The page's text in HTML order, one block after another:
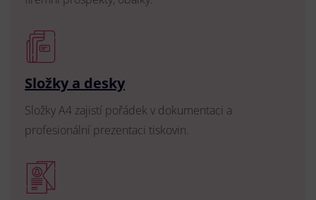
Složky a desky
Složky A4 zajistí pořádek v dokumentaci a
profesionální prezentaci tiskovin.